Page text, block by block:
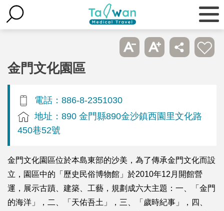
金門文化園區
電話：886-8-2351030
地址：890 金門縣890金沙鎮西園里文化路
450巷52號
金門文化園區位於本島東部的沙美，為了傳承金門文化而設
立，園區中的「歷史民俗博物館」於2010年12月開館營
運，展示古蹟、建築、工藝，規劃成六大主題：一、「金門
的海洋」，二、「天佑吾土」，三、「歲時紀事」，四、